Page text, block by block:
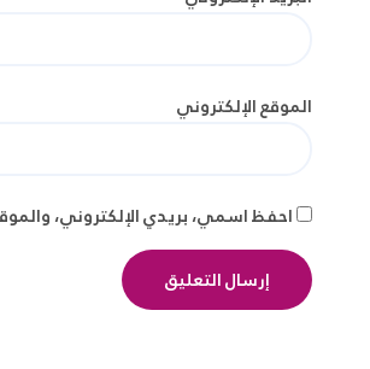
الموقع الإلكتروني
احفظ اسمي، بريدي الإلكتروني،